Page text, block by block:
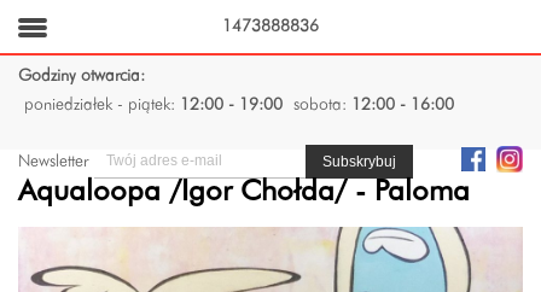
Godziny otwarcia:
poniedziałek - piątek:
12:00 - 19:00 sobota: 12:00 - 16:00
Newsletter
Aqualoopa /Igor Chołda/ - Paloma
1473888836